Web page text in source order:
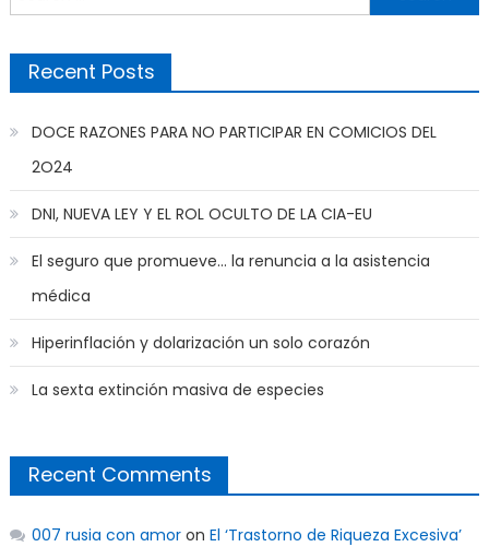
for:
Recent Posts
DOCE RAZONES PARA NO PARTICIPAR EN COMICIOS DEL
2O24
DNI, NUEVA LEY Y EL ROL OCULTO DE LA CIA-EU
El seguro que promueve… la renuncia a la asistencia
médica
Hiperinflación y dolarización un solo corazón
La sexta extinción masiva de especies
Recent Comments
007 rusia con amoron El ‘Trastorno de Riqueza Excesiva’